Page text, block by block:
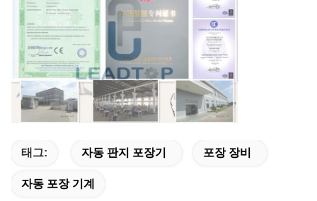
태그: 자동 판지 포장기 포장 장비
자동 포장 기계